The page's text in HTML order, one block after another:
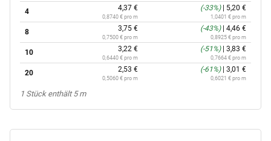
4 4,37 €
0,8740 € pro m
(-33%) 5,20 €
1,0401 € pro m
8 3,75 €
0,7500 € pro m
(-43%) 4,46 €
0,8925 € pro m
10 3,22 €
0,6440 € pro m
(-51%) 3,83 €
0,7664 € pro m
20 2,53 €
0,5060 € pro m
(-61%) 3,01 €
0,6021 € pro m
x1 Stück enthält 5 m